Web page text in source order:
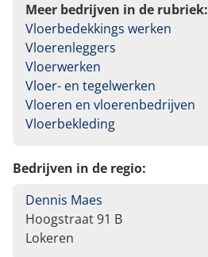
Meer bedrijven in de rubriek:
Vloerbedekkings werken
Vloerenleggers
Vloerwerken
Vloer- en tegelwerken
Vloeren en vloerenbedrijven
Vloerbekleding
Bedrijven in de regio:
Dennis Maes
Hoogstraat 91 B
Lokeren